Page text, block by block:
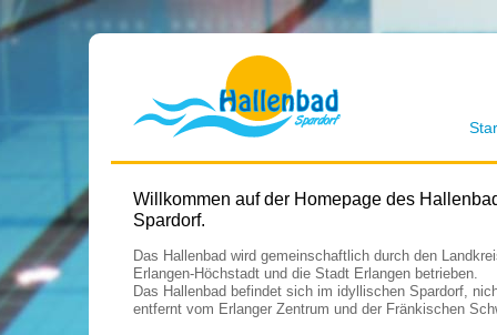
Willkommen auf der Homepage des
Spardorf.
Das Hallenbad wird gemeinschaftlich durch den
Erlangen-Höchstadt und die Stadt Erlangen betrieben.
Das Hallenbad befindet sich im idyllischen Spardorf,
entfernt vom Erlanger Zentrum und der Fränkischen